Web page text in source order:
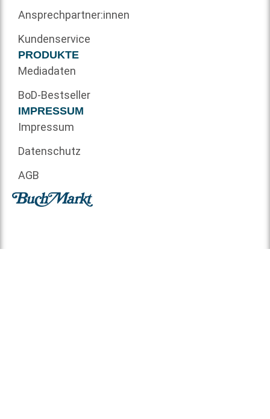
Ansprechpartner:innen
Kundenservice
PRODUKTE
Mediadaten
BoD-Bestseller
IMPRESSUM
Impressum
Datenschutz
AGB